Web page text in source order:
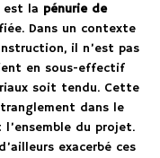
est la pénurie de
Dans un contexte
il n’est pas
en sous-effectif
soit tendu. Cette
dans le
du projet.
exacerbé ces